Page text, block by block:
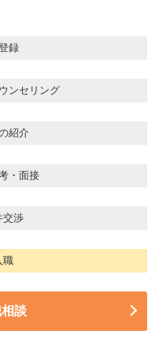
録
ンセリング
紹介
・面接
交渉
職
談